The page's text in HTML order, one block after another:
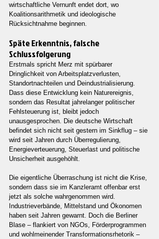
wirtschaftliche Vernunft endet dort, wo
Koalitionsarithmetik und ideologische
Rücksichtnahme beginnen.
Späte Erkenntnis, falsche
Schlussfolgerung
Erstmals spricht Merz mit spürbarer
Dringlichkeit von Arbeitsplatzverlusten,
Standortnachteilen und Deindustrialisierung.
Dass diese Entwicklung kein Naturereignis,
sondern das Resultat jahrelanger politischer
Fehlsteuerung ist, bleibt jedoch
unausgesprochen. Die deutsche Wirtschaft
befindet sich nicht seit gestern im Sinkflug – sie
wird seit Jahren durch Überregulierung,
Energieverteuerung, Steuerlast und politische
Unsicherheit ausgehöhlt.
Die eigentliche Überraschung ist nicht die Krise,
sondern dass sie im Kanzleramt offenbar erst
jetzt als solche wahrgenommen wird.
Industrieverbände, Mittelstand und Ökonomen
haben seit Jahren gewarnt. Doch die Berliner
Blase – flankiert von NGOs, Förderprogrammen
und wohlmeinender Transformationsrhetorik –